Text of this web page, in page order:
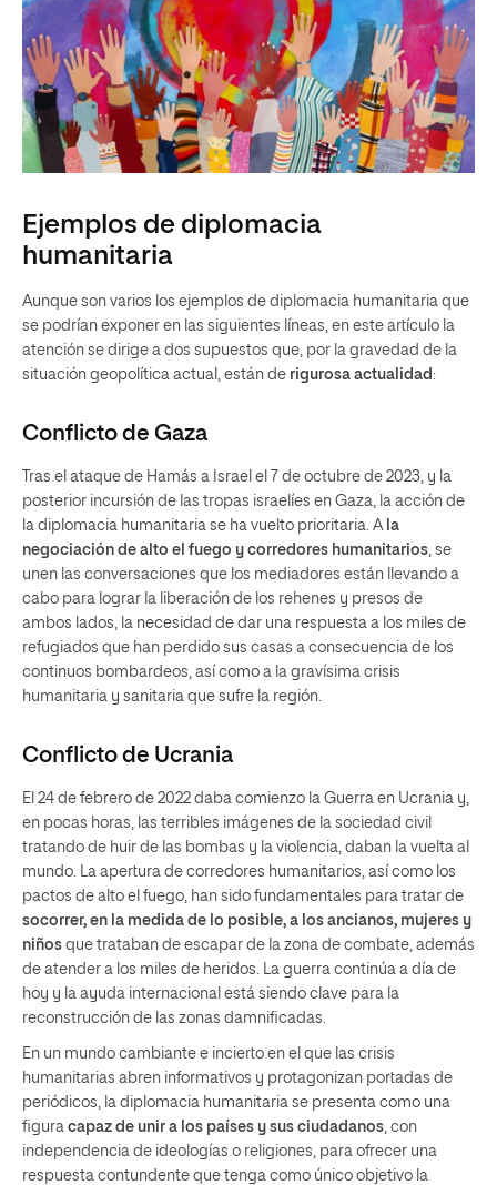
Ejemplos de diplomacia
humanitaria
Aunque son varios los ejemplos de diplomacia humanitaria que
se podrían exponer en las siguientes líneas, en este artículo la
atención se dirige a dos supuestos que, por la gravedad de la
situación geopolítica actual, están de rigurosa actualidad :
Conflicto de Gaza
Tras el ataque de Hamás a Israel el 7 de octubre de 2023, y la
posterior incursión de las tropas israelíes en Gaza, la acción de
la diplomacia humanitaria se ha vuelto prioritaria. A la
negociación de alto el fuego y corredores humanitarios , se
unen las conversaciones que los mediadores están llevando a
cabo para lograr la liberación de los rehenes y presos de
ambos lados, la necesidad de dar una respuesta a los miles de
refugiados que han perdido sus casas a consecuencia de los
continuos bombardeos, así como a la gravísima crisis
humanitaria y sanitaria que sufre la región.
Conflicto de Ucrania
El 24 de febrero de 2022 daba comienzo la Guerra en Ucrania y,
en pocas horas, las terribles imágenes de la sociedad civil
tratando de huir de las bombas y la violencia, daban la vuelta al
mundo. La apertura de corredores humanitarios, así como los
pactos de alto el fuego, han sido fundamentales para tratar de
socorrer, en la medida de lo posible, a los ancianos, mujeres y
niños que trataban de escapar de la zona de combate, además
de atender a los miles de heridos. La guerra continúa a día de
hoy y la ayuda internacional está siendo clave para la
reconstrucción de las zonas damnificadas.
En un mundo cambiante e incierto en el que las crisis
humanitarias abren informativos y protagonizan portadas de
periódicos, la diplomacia humanitaria se presenta como una
figura capaz de unir a los países y sus ciudadanos , con
independencia de ideologías o religiones, para ofrecer una
respuesta contundente que tenga como único objetivo la